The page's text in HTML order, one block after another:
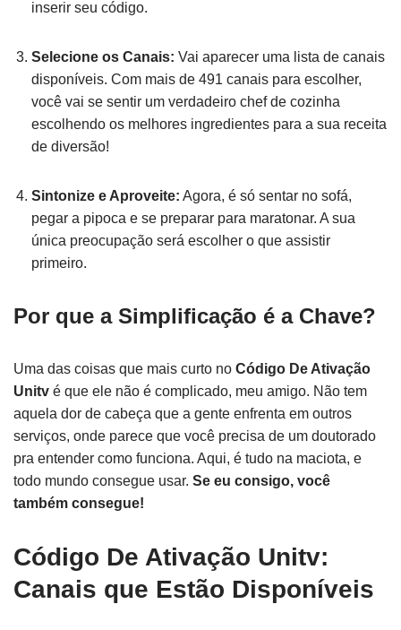
inserir seu código.
Selecione os Canais: Vai aparecer uma lista de canais
disponíveis. Com mais de 491 canais para escolher,
você vai se sentir um verdadeiro chef de cozinha
escolhendo os melhores ingredientes para a sua receita
de diversão!
Sintonize e Aproveite: Agora, é só sentar no sofá,
pegar a pipoca e se preparar para maratonar. A sua
única preocupação será escolher o que assistir
primeiro.
Por que a Simplificação é a Chave?
Uma das coisas que mais curto no Código De Ativação
Unitv é que ele não é complicado, meu amigo. Não tem
aquela dor de cabeça que a gente enfrenta em outros
serviços, onde parece que você precisa de um doutorado
pra entender como funciona. Aqui, é tudo na maciota, e
todo mundo consegue usar. Se eu consigo, você
também consegue!
Código De Ativação Unitv:
Canais que Estão Disponíveis